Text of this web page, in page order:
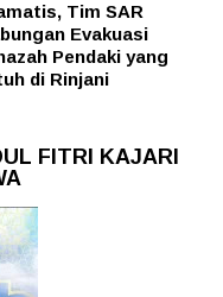
Tim SAR
Evakuasi
Pendaki yang
di Rinjani
FITRI KAJARI